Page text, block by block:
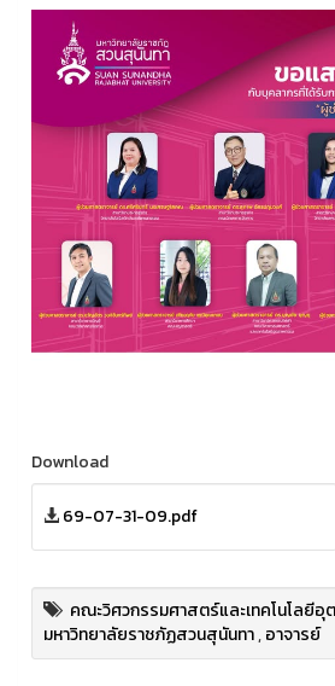
Download
69-07-31-09.pdf
คณะวิศวกรรมศาสตร์และเทคโนโลยีอุ
มหาวิทยาลัยราชภัฏสวนสุนันทา,อาจารย์